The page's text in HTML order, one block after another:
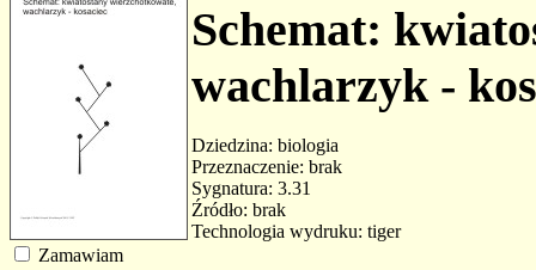
Schemat:
wachlarzyk -
Dziedzina: biologia
Przeznaczenie: brak
Sygnatura: 3.31
Źródło: brak
Technologia wydruku: tiger
Zamawiam